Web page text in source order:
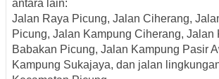
antara lain:
Jalan Raya Picung, Jalan Ciherang,
Picung, Jalan Kampung Ciherang, Jalan
Babakan Picung, Jalan Kampung Pasir
Kampung Sukajaya, dan jalan